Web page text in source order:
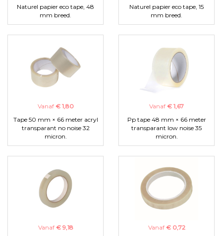
Naturel papier eco tape, 48
mm breed.
Naturel papier eco tape, 15
mm breed.
Vanaf € 1,80
Tape 50 mm × 66 meter acryl
transparant no noise 32
micron.
Vanaf € 1,67
Pp tape 48 mm × 66 meter
transparant low noise 35
micron.
Vanaf € 9,18
Vanaf € 0,72